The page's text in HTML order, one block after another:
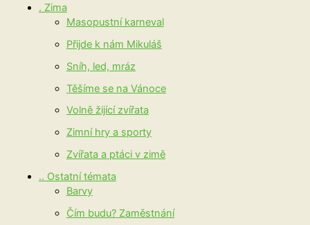
. Zima
Masopustní karneval
Přijde k nám Mikuláš
Sníh, led, mráz
Těšíme se na Vánoce
Volně žijící zvířata
Zimní hry a sporty
Zvířata a ptáci v zimě
.. Ostatní témata
Barvy
Čím budu? Zaměstnání